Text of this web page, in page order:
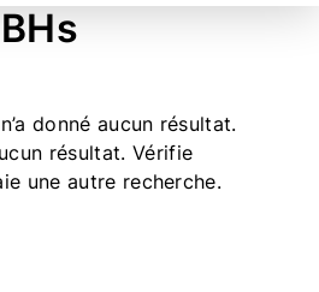
donné aucun résultat.
résultat. Vérifie
une autre recherche.